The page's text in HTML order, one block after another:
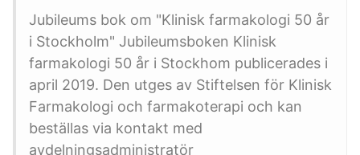
Jubileums bok om "Klinisk farmakologi 50 år
i Stockholm" Jubileumsboken Klinisk
farmakologi 50 år i Stockhom publicerades i
april 2019. Den utges av Stiftelsen för Klinisk
Farmakologi och farmakoterapi och kan
beställas via kontakt med
avdelningsadministratör